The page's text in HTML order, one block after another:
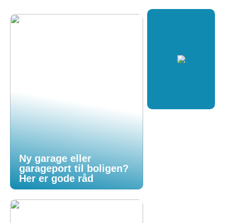
Ny garage eller
garageport til boligen?
Her er gode råd